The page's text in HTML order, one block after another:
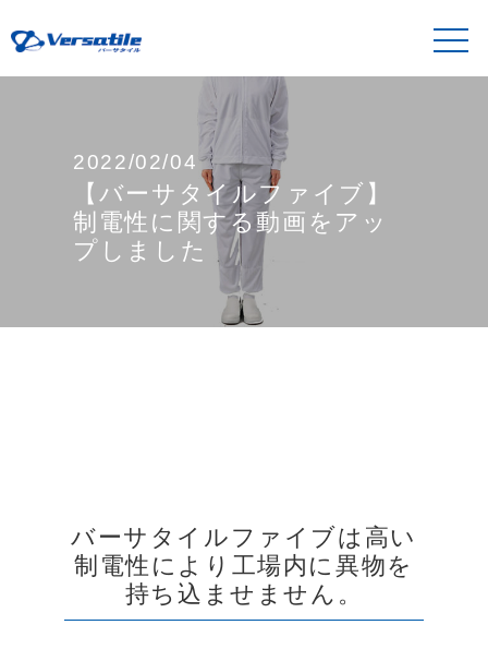
2022/02/04
【バーサタイルファイブ】
制電性に関する動画をアッ
プしました
バーサタイルファイブは高い
制電性により工場内に異物を
持ち込ませません。